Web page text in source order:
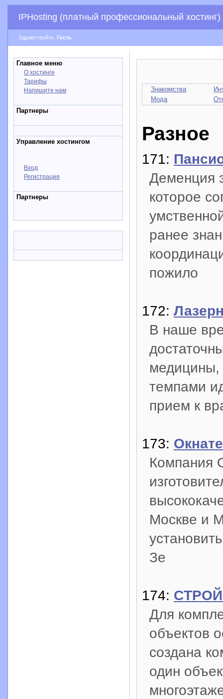
IPHosting (платный профессиональный хостинг)
Здравствуйте, Гость
Главное меню
О хостинге
Тарифы
Напишите нам
Партнеры
Управление хостингом
Вход
Регистрация
Партнеры
Знакомства
Мода
Разное
171:
Деменция
которое
ранее
пожило
172:
В наше
медицины,
темпами
прием к
173:
Компания
Москве и
Зе
174:
Для
объектов
создана
один